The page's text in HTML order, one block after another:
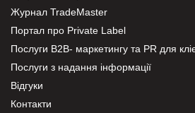
Журнал TradeMaster
Портал про Private Label
Послуги В2В- маркетингу та PR для
Послуги з надання інформації
Відгуки
Контакти